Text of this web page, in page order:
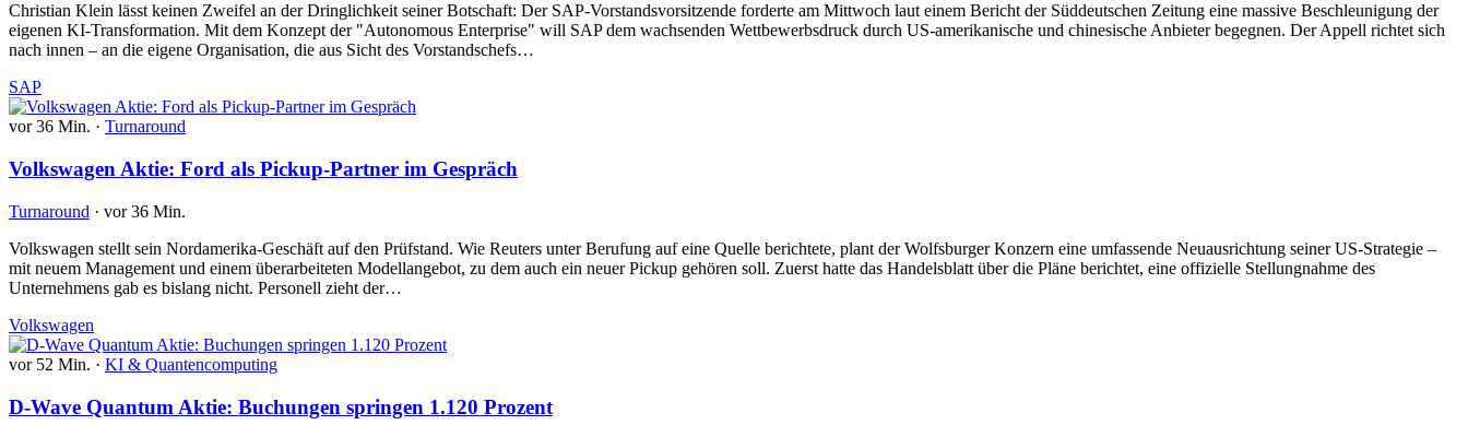
Christian Klein lässt keinen Zweifel an der Dringlichkeit seiner Botschaft: Der SAP-Vorstandsvorsitzende forderte am Mittwoch laut einem Bericht der Süddeutschen Zeitung eine massive Beschleunigung der
eigenen KI-Transformation. Mit dem Konzept der "Autonomous Enterprise" will SAP dem wachsenden Wettbewerbsdruck durch US-amerikanische und chinesische Anbieter begegnen. Der Appell richtet sich
nach innen – an die eigene Organisation, die aus Sicht des Vorstandschefs…
SAP
vor 36 Min. · Turnaround
Volkswagen Aktie: Ford als Pickup-Partner im Gespräch
Turnaround · vor 36 Min.
Volkswagen stellt sein Nordamerika-Geschäft auf den Prüfstand. Wie Reuters unter Berufung auf eine Quelle berichtete, plant der Wolfsburger Konzern eine umfassende Neuausrichtung seiner US-Strategie –
mit neuem Management und einem überarbeiteten Modellangebot, zu dem auch ein neuer Pickup gehören soll. Zuerst hatte das Handelsblatt über die Pläne berichtet, eine offizielle Stellungnahme des
Unternehmens gab es bislang nicht. Personell zieht der…
Volkswagen
vor 52 Min. · KI & Quantencomputing
D-Wave Quantum Aktie: Buchungen springen 1.120 Prozent